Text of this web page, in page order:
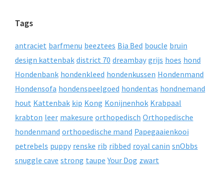
Tags
antraciet barfmenu beeztees Bia Bed boucle bruin
design kattenbak district 70 dreambay grijs hoes hond
Hondenbank hondenkleed hondenkussen Hondenmand
Hondensofa hondenspeelgoed hondentas hondnemand
hout Kattenbak kip Kong Konijnenhok Krabpaal
krabton leer makesure orthopedisch Orthopedische
hondenmand orthopedische mand Papegaaienkooi
petrebels puppy renske rib ribbed royal canin snObbs
snuggle cave strong taupe Your Dog zwart